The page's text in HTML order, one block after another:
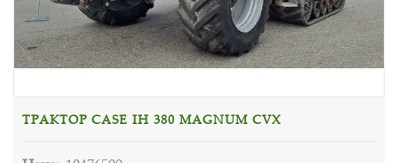
ТРАКТОР CASE IH 380 MAGNUM CVX